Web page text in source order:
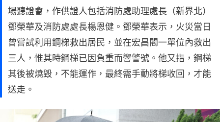
場聽證會，作供證人包括消防處助理處長（新界北）
鄧榮華及消防處處長楊恩健。鄧榮華表示，火災當日
曾嘗試利用鋼梯救出居民，並在宏昌閣一單位內救出
三人，惟其時鋼梯已因負重而響警號。他又指，鋼梯
其後被燒毀，不能運作，最終需手動將梯收回，才能
送走。